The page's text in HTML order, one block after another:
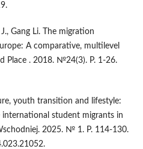
Gang Li. The migration
A comparative, multilevel
Place . 2018. №24(3). P. 1-26.
youth transition and lifestyle:
international student migrants in
2025. № 1. P. 114-130.